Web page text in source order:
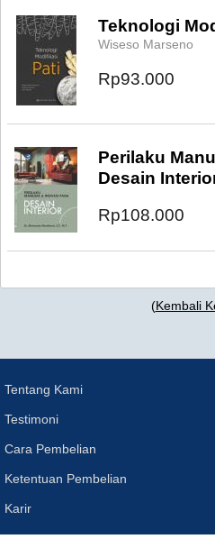
Teknologi
Wiseso Marseno
Rp93.000
Perilaku
Desain
Rp108.000
(Kembali
Tentang Kami
Testimoni
Cara Pembelian
Ketentuan Pembelian
Karir